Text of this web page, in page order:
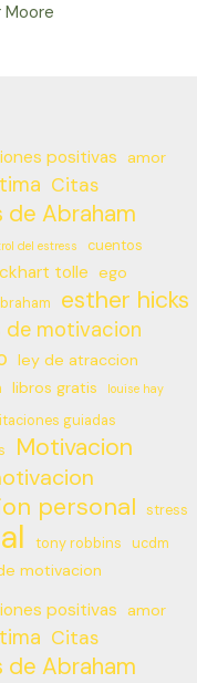
Moore
positivas
amor
Citas
de Abraham
del estress cuentos
tolle ego
esther hicks
de motivacion
ley de atraccion
libros gratis louise hay
guiadas
Motivacion
personal stress
tony robbins
ucdm
motivacion
positivas
amor
Citas
de Abraham